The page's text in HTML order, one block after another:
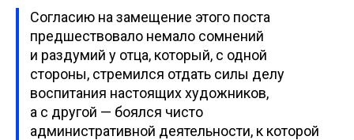
Согласию на замещение этого поста
предшествовало немало сомнений
и раздумий у отца, который, с одной
стороны, стремился отдать силы делу
воспитания настоящих художников,
а с другой — боялся чисто
административной деятельности, к которой